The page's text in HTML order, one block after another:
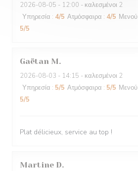
2026-08-05 - 12:00 - καλεσμένοι 2
Υπηρεσία : 4/5 Ατμόσφαιρα : 4/5 Μενού
5/5
Gaëtan M
2026-08-03 - 14:15 - καλεσμένοι 2
Υπηρεσία : 5/5 Ατμόσφαιρα : 5/5 Μενού
5/5
Plat délicieux, service au top !
Martine D